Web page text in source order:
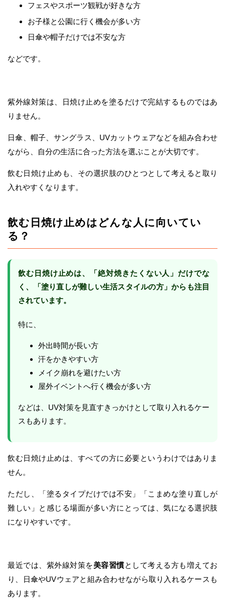
フェスやスポーツ観戦が好きな方
お子様と公園に行く機会が多い方
日傘や帽子だけでは不安な方
などです。
紫外線対策は、日焼け止めを塗るだけで完結するものではあ
りません。
日傘、帽子、サングラス、UVカットウェアなどを組み合わせ
ながら、自分の生活に合った方法を選ぶことが大切です。
飲む日焼け止めも、その選択肢のひとつとして考えると取り
入れやすくなります。
飲む日焼け止めはどんな人に向いてい
る？
飲む日焼け止めは、「絶対焼きたくない人」だけでな
く、「塗り直しが難しい生活スタイルの方」からも注目
されています。
特に、
外出時間が長い方
汗をかきやすい方
メイク崩れを避けたい方
屋外イベントへ行く機会が多い方
などは、UV対策を見直すきっかけとして取り入れるケー
スもあります。
飲む日焼け止めは、すべての方に必要というわけではありま
せん。
ただし、「塗るタイプだけでは不安」「こまめな塗り直しが
難しい」と感じる場面が多い方にとっては、気になる選択肢
になりやすいです。
最近では、紫外線対策を美容習慣として考える方も増えてお
り、日傘やUVウェアと組み合わせながら取り入れるケースも
あります。